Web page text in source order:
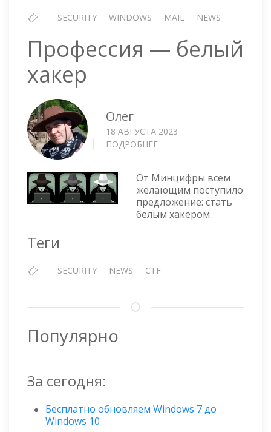
SECURITY WINDOWS MAIL NEWS
Профессия — белый
хакер
Олег
18 АВГУСТА 2023
ПОДРОБНЕЕ
БЕЛЫЙ
ХАКЕР
От Минцифры всем
желающим поступило
предложение: стать
белым хакером.
Теги
SECURITY NEWS CTF
Популярно
За сегодня:
Бесплатно обновляем Windows 7 до
Windows 10